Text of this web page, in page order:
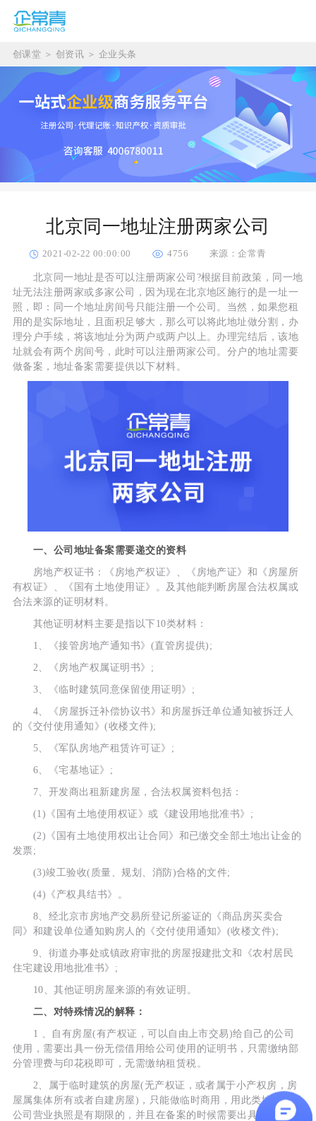
创课堂 ＞ 创资讯 ＞ 企业头条
北京同一地址注册两家公司
2021-02-22 00:00:00 4756 来源：企常青
北京同一地址是否可以注册两家公司?根据目前政策，同一地
址无法注册两家或多家公司，因为现在北京地区施行的是一址一
照，即：同一个地址房间号只能注册一个公司。当然，如果您租
用的是实际地址，且面积足够大，那么可以将此地址做分割，办
理分户手续，将该地址分为两户或两户以上。办理完结后，该地
址就会有两个房间号，此时可以注册两家公司。分户的地址需要
做备案，地址备案需要提供以下材料。
一、公司地址备案需要递交的资料
房地产权证书：《房地产权证》、《房地产证》和《房屋所
有权证》、《国有土地使用证》。及其他能判断房屋合法权属或
合法来源的证明材料。
其他证明材料主要是指以下10类材料：
1、《接管房地产通知书》(直管房提供);
2、《房地产权属证明书》;
3、《临时建筑同意保留使用证明》;
4、《房屋拆迁补偿协议书》和房屋拆迁单位通知被拆迁人
的《交付使用通知》(收楼文件);
5、《军队房地产租赁许可证》;
6、《宅基地证》;
7、开发商出租新建房屋，合法权属资料包括：
(1)《国有土地使用权证》或《建设用地批准书》;
(2)《国有土地使用权出让合同》和已缴交全部土地出让金的
发票;
(3)竣工验收(质量、规划、消防)合格的文件;
(4)《产权具结书》。
8、经北京市房地产交易所登记所鉴证的《商品房买卖合
同》和建设单位通知购房人的《交付使用通知》(收楼文件);
9、街道办事处或镇政府审批的房屋报建批文和《农村居民
住宅建设用地批准书》;
10、其他证明房屋来源的有效证明。
二、对特殊情况的解释：
1 、自有房屋(有产权证，可以自由上市交易)给自己的公司
使用，需要出具一份无偿借用给公司使用的证明书，只需缴纳部
分管理费与印花税即可，无需缴纳租赁税。
2、属于临时建筑的房屋(无产权证，或者属于小产权房，房
屋属集体所有或者自建房屋)，只能做临时商用，用此类地址注册
公司营业执照是有期限的，并且在备案的时候需要出具《房屋安